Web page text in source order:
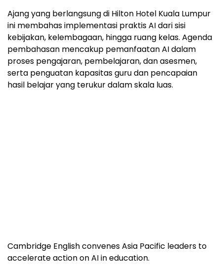
Ajang yang berlangsung di Hilton Hotel Kuala Lumpur
ini membahas implementasi praktis AI dari sisi
kebijakan, kelembagaan, hingga ruang kelas. Agenda
pembahasan mencakup pemanfaatan AI dalam
proses pengajaran, pembelajaran, dan asesmen,
serta penguatan kapasitas guru dan pencapaian
hasil belajar yang terukur dalam skala luas.
Cambridge English convenes Asia Pacific leaders to
accelerate action on AI in education.